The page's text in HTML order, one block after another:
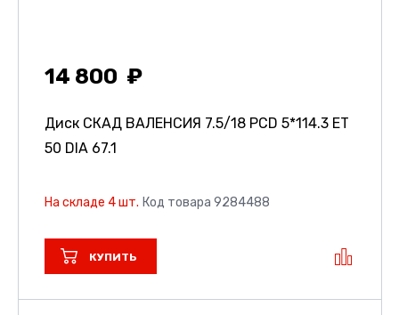
14 800
Диск СКАД ВАЛЕНСИЯ 7.5/18 PCD 5*114.3 ET
50 DIA 67.1
На складе 4 шт. Код товара 9284488
КУПИТЬ